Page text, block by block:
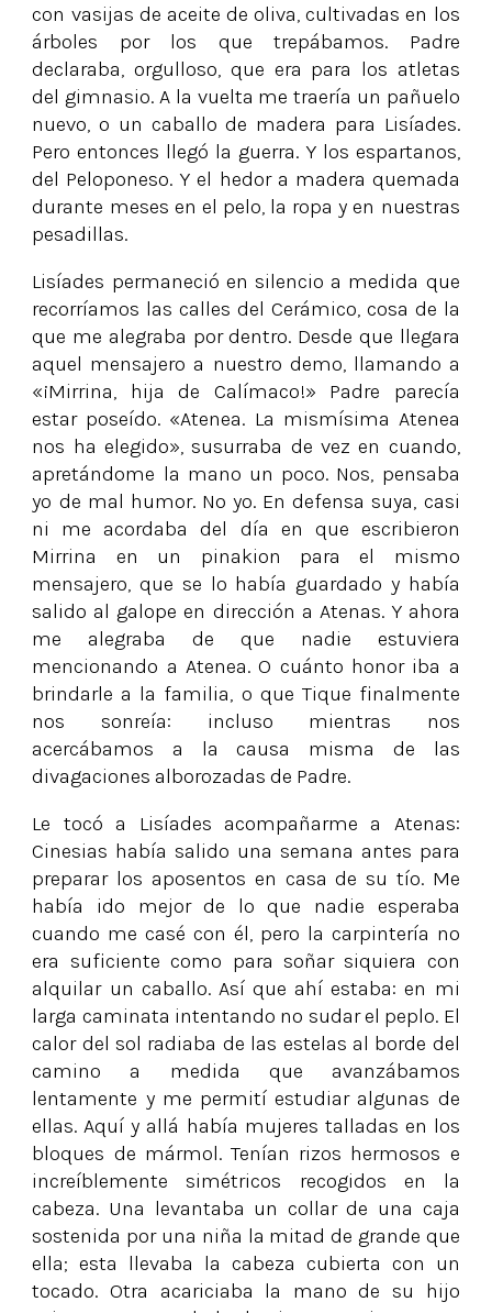
con vasijas de aceite de oliva, cultivadas en los
árboles por los que trepábamos. Padre
declaraba, orgulloso, que era para los atletas
del gimnasio. A la vuelta me traería un pañuelo
nuevo, o un caballo de madera para Lisíades.
Pero entonces llegó la guerra. Y los espartanos,
del Peloponeso. Y el hedor a madera quemada
durante meses en el pelo, la ropa y en nuestras
pesadillas.
Lisíades permaneció en silencio a medida que
recorríamos las calles del Cerámico, cosa de la
que me alegraba por dentro. Desde que llegara
aquel mensajero a nuestro demo, llamando a
«¡Mirrina, hija de Calímaco!» Padre parecía
estar poseído. «Atenea. La mismísima Atenea
nos ha elegido», susurraba de vez en cuando,
apretándome la mano un poco. Nos, pensaba
yo de mal humor. No yo. En defensa suya, casi
ni me acordaba del día en que escribieron
Mirrina en un pinakion para el mismo
mensajero, que se lo había guardado y había
salido al galope en dirección a Atenas. Y ahora
me alegraba de que nadie estuviera
mencionando a Atenea. O cuánto honor iba a
brindarle a la familia, o que Tique finalmente
nos sonreía: incluso mientras nos
acercábamos a la causa misma de las
divagaciones alborozadas de Padre.
Le tocó a Lisíades acompañarme a Atenas:
Cinesias había salido una semana antes para
preparar los aposentos en casa de su tío. Me
había ido mejor de lo que nadie esperaba
cuando me casé con él, pero la carpintería no
era suficiente como para soñar siquiera con
alquilar un caballo. Así que ahí estaba: en mi
larga caminata intentando no sudar el peplo. El
calor del sol radiaba de las estelas al borde del
camino a medida que avanzábamos
lentamente y me permití estudiar algunas de
ellas. Aquí y allá había mujeres talladas en los
bloques de mármol. Tenían rizos hermosos e
increíblemente simétricos recogidos en la
cabeza. Una levantaba un collar de una caja
sostenida por una niña la mitad de grande que
ella; esta llevaba la cabeza cubierta con un
tocado. Otra acariciaba la mano de su hijo